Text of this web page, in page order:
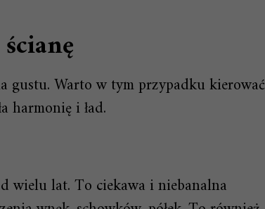
gustu. Warto w tym przypadku kierować
harmonię i ład.
wielu lat. To ciekawa i niebanalna